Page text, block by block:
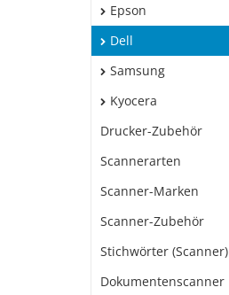
Epson
Dell
Samsung
Kyocera
Drucker-Zubehör
Scannerarten
Scanner-Marken
Scanner-Zubehör
Stichwörter (Scanner)
Dokumentenscanner